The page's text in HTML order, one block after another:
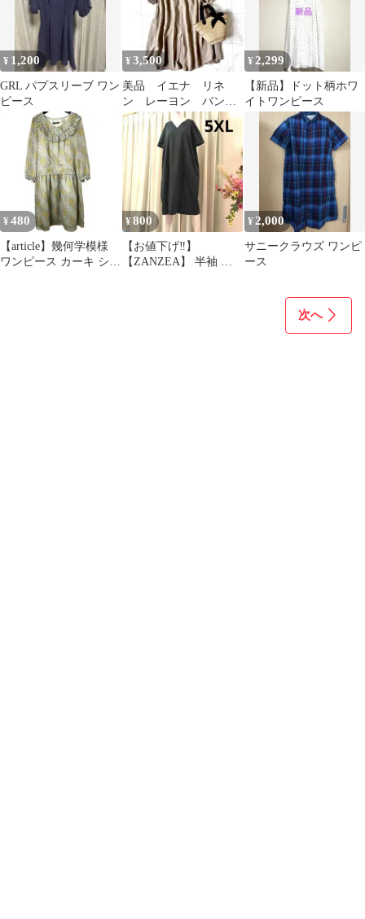
¥ 1,200
GRL パプスリーブ ワン
ピース
¥ 3,500
美品 イエナ リネ
ン レーヨン バンド
カラーロングワンピー
ス 洗える 麻
¥ 2,299
【新品】ドット柄ホワ
イトワンピース
¥ 480
【article】幾何学模様
ワンピース カーキ シー
¥800
【お値下げ‼️】
【ZANZEA】 半袖 ワ
¥2,000
サニークラウズ ワンピ
ース
次へ